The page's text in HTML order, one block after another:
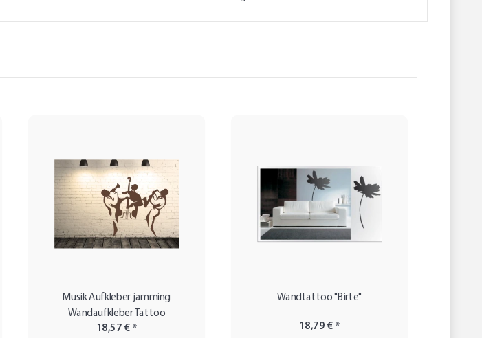
Musik Aufkleber jamming
Wandaufkleber Tattoo
18,57 € *
Wandtattoo "Birte"
18,79 € *